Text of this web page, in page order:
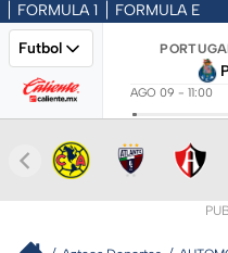
FORMULA 1 FORMULA E
Futbol
AGO 09 - 11:00